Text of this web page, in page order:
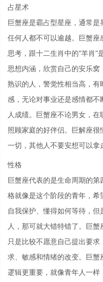
占星术
巨蟹座是霸占型星座，通常是
任何人都不可以逾越。巨蟹
思考，跟十二生肖中的“羊肖
思想内涵，欣赏自己的安乐
熟识的人，警觉性相当高，
感，无论对事业还是感情都
人成绩。巨蟹座不论男女，
照顾家庭的好伴侣。巨解座
一切，其他人不要安想可以拿
性格
巨蟹座代表的是生命周期的
格就像是这个阶段的青年，
自我保护、懂得如何等待，
人，那可就大错特错了。巨蟹
只是比较不愿意自己提出要
求、敏感和情绪的改变。巨
逻辑更重要，就像青年人一